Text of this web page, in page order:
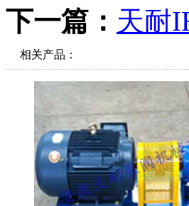
下一篇： 天耐
相关产品：